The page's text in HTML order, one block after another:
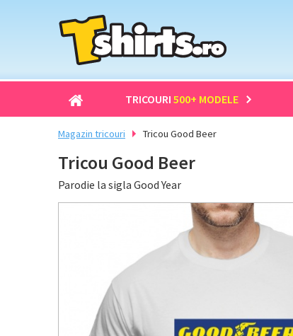
TRICOURI 500+ MODELE
Magazin tricouri Tricou Good Beer
Tricou Good Beer
Parodie la sigla Good Year